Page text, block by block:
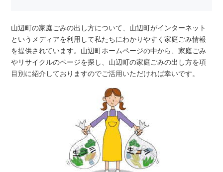
山辺町の家庭ごみの出し方について、山辺町がインターネット
というメディアを利用して私たちにわかりやすく家庭ごみ情報
を提供されています。山辺町ホームページの中から、家庭ごみ
やリサイクルのページを探し、山辺町の家庭ごみの出し方を項
目別に紹介しておりますのでご活用いただければ幸いです。